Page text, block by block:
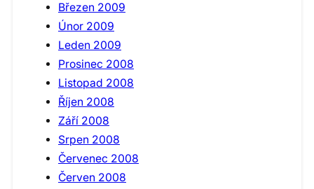
Březen 2009
Únor 2009
Leden 2009
Prosinec 2008
Listopad 2008
Říjen 2008
Září 2008
Srpen 2008
Červenec 2008
Červen 2008